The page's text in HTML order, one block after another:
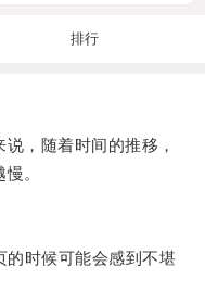
排行
，随着时间的推移，
。
时候可能会感到不堪